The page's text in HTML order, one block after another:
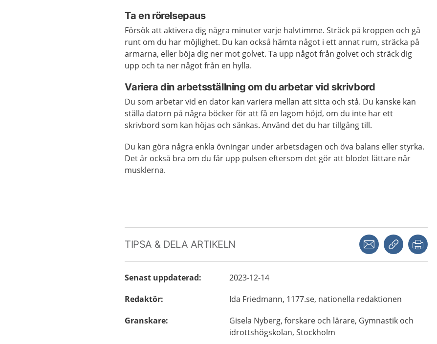
Ta en rörelsepaus
Försök att aktivera dig några minuter varje halvtimme. Sträck på kroppen och gå
runt om du har möjlighet. Du kan också hämta något i ett annat rum, sträcka på
armarna, eller böja dig ner mot golvet. Ta upp något från golvet och sträck dig
upp och ta ner något från en hylla.
Variera din arbetsställning om du arbetar vid skrivbord
Du som arbetar vid en dator kan variera mellan att sitta och stå. Du kanske kan
ställa datorn på några böcker för att få en lagom höjd, om du inte har ett
skrivbord som kan höjas och sänkas. Använd det du har tillgång till.
Du kan göra några enkla övningar under arbetsdagen och öva balans eller styrka.
Det är också bra om du får upp pulsen eftersom det gör att blodet lättare når
musklerna.
TIPSA & DELA ARTIKELN Dela via mejlKopiera länk
Senast uppdaterad:
2023-12-14
Redaktör: Ida Friedmann, 1177.se, nationella redaktionen
Granskare: Gisela Nyberg, forskare och lärare, Gymnastik och
idrottshögskolan, Stockholm